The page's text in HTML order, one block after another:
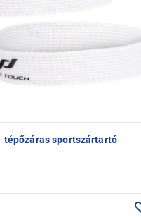
tépőzáras sportszártartó